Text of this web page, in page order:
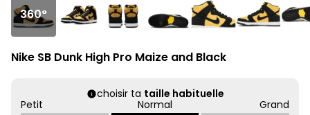
360°
Nike SB Dunk High Pro Maize and Black
choisir ta taille habituelle
Petit
Normal Grand